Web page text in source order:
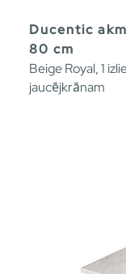
Ducentic
80 cm
Beige Royal, 1
jaucējkrānam